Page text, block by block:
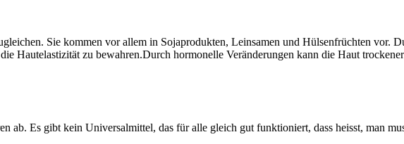
Sie kommen vor allem in Sojaprodukten, Leinsamen und Hülsenfrüchten vor.
Hautelastizität zu bewahren.Durch hormonelle Veränderungen kann die Haut
ab. Es gibt kein Universalmittel, das für alle gleich gut funktioniert, dass heisst, man